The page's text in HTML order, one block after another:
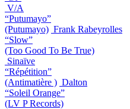
V/A
“Putumayo”
(Putumayo) Frank Rabeyrolles
“Slow”
(Too Good To Be True)
Sinaïve
“Répétition”
(Antimatière ) Dalton
“Soleil Orange”
(LV P Records)